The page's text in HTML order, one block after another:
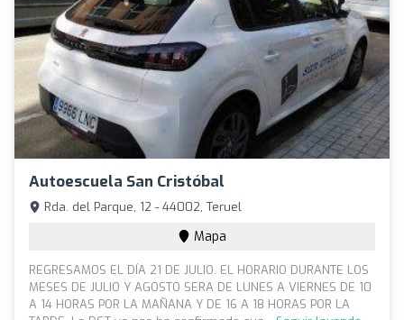
Autoescuela San Cristóbal
Rda. del Parque, 12 - 44002, Teruel
Mapa
REGRESAMOS EL DÍA 21 DE JULIO. EL HORARIO DURANTE LOS
MESES DE JULIO Y AGOSTO SERA DE LUNES A VIERNES DE 10
A 14 HORAS POR LA MAÑANA Y DE 16 A 18 HORAS POR LA